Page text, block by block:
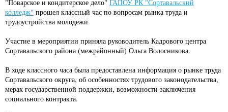
"Поварское и кондитерское дело" ГАПОУ РК "Сортавальский
колледж" прошел классный час по вопросам рынка труда и
трудоустройства молодежи
Участие в мероприятии приняла руководитель Кадрового центра
Сортавальского района (межрайонный) Ольга Волосникова.
В ходе классного часа была предоставлена информация о рынке труда
Сортавальского округа, об особенностях трудового законодательства,
мерах государственной поддержки, возможности заключения
социального контракта.